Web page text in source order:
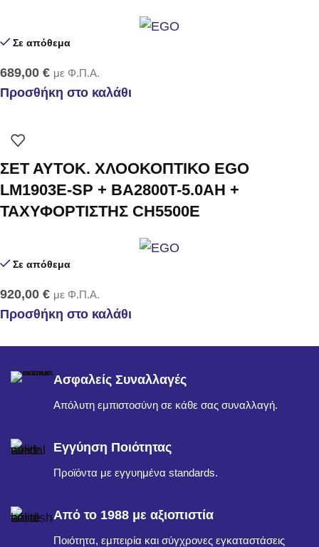
Σε απόθεμα
689,00 € με Φ.Π.Α.
Προσθήκη στο καλάθι
ΣΕΤ ΑΥΤΟΚ. ΧΛΟΟΚΟΠΤΙΚΟ EGO
LM1903E-SP + BA2800T-5.0AH +
ΤΑΧΥΦΟΡΤΙΣΤΗΣ CH5500E
Σε απόθεμα
920,00 € με Φ.Π.Α.
Προσθήκη στο καλάθι
Ασφαλείς Συναλλαγές
Απόλυτη εμπιστοσύνη σε κάθε σας συναλλαγή.
Εγγύηση Ποιότητας
Προϊόντα με εγγυημένα standards.
Από το 1988 με αξιοπιστία
Ποιότητα, εμπειρία και σύγχρονες εγκαταστάσεις